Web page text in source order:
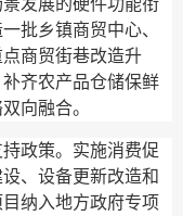
发展的硬件功能衔
批乡镇商贸中心、
商贸街巷改造升
齐农产品仓储保鲜
向融合。
政策。 实施消费促
、设备更新改造和
纳入地方政府专项